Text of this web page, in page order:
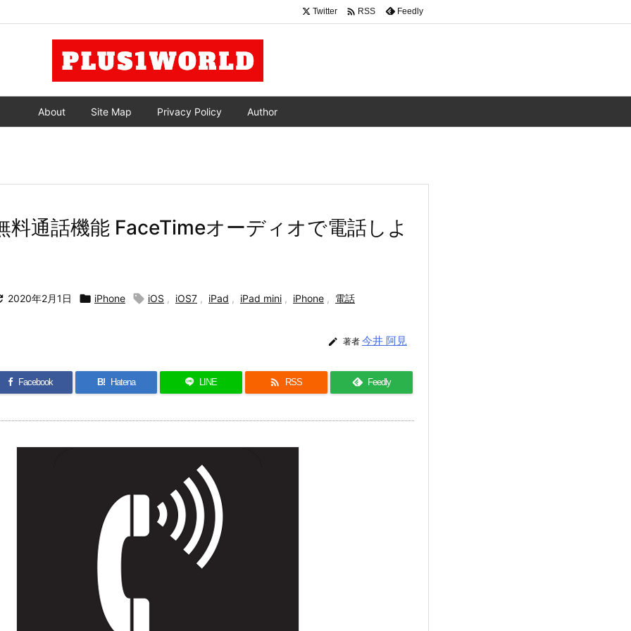
About Site Map Privacy Policy Author
Twitter  RSS Feedly
料通話機能 FaceTimeオーディオで電話しよ
2020年2月1日  iPhone  iOS , iOS7 , iPad , iPad mini , iPhone , 電話
 著者 今井 阿見
Facebook B! Hatena LINE  RSS Feedly